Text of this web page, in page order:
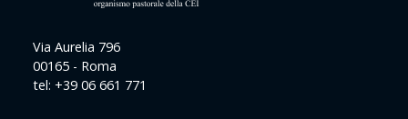
Via Aurelia 796
00165 - Roma
tel: +39 06 661 771